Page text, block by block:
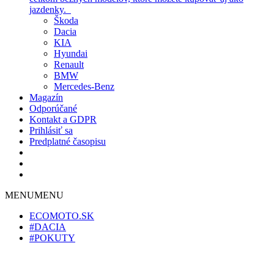
jazdenky.
Škoda
Dacia
KIA
Hyundai
Renault
BMW
Mercedes-Benz
Magazín
Odporúčané
Kontakt a GDPR
Prihlásiť sa
Predplatné časopisu
MENUMENU
ECOMOTO.SK
#DACIA
#POKUTY